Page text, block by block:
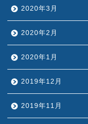
2020年3月
2020年2月
2020年1月
2019年12月
2019年11月